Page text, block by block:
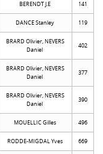
BERENDT J.E 141
DANCE Stanley 119
BRARD Olivier, NEVERS
Daniel
402
BRARD Olivier, NEVERS
Daniel
377
BRARD Olivier, NEVERS
Daniel
390
MOUELLIC Gilles 496
RODDE-MIGDAL Yves 669